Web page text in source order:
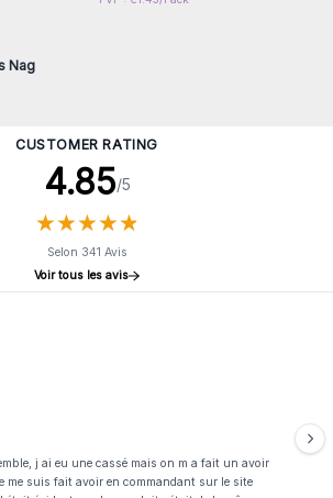
Nag
CUSTOMER RATING
4.85/5
★★★★★
★★★★★
Selon 341 Avis
Voir tous les avis
j ai eu une cassé mais on m a fait un avoir
me suis fait avoir en commandant sur le site